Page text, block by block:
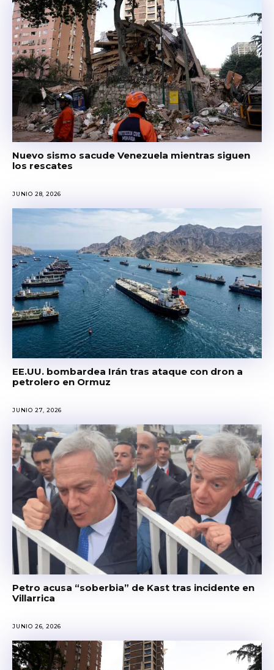
Nuevo sismo sacude Venezuela mientras siguen
los rescates
JUNIO 28, 2026
EE.UU. bombardea Irán tras ataque con dron a
petrolero en Ormuz
JUNIO 27, 2026
Petro acusa “soberbia” de Kast tras incidente en
Villarrica
JUNIO 26, 2026